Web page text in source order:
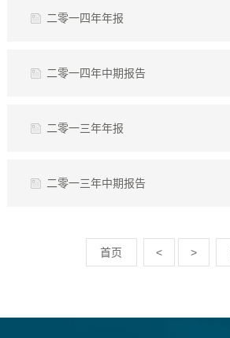
二零一四年年报
二零一四年中期报告
二零一三年年报
二零一三年中期报告
首页 < >